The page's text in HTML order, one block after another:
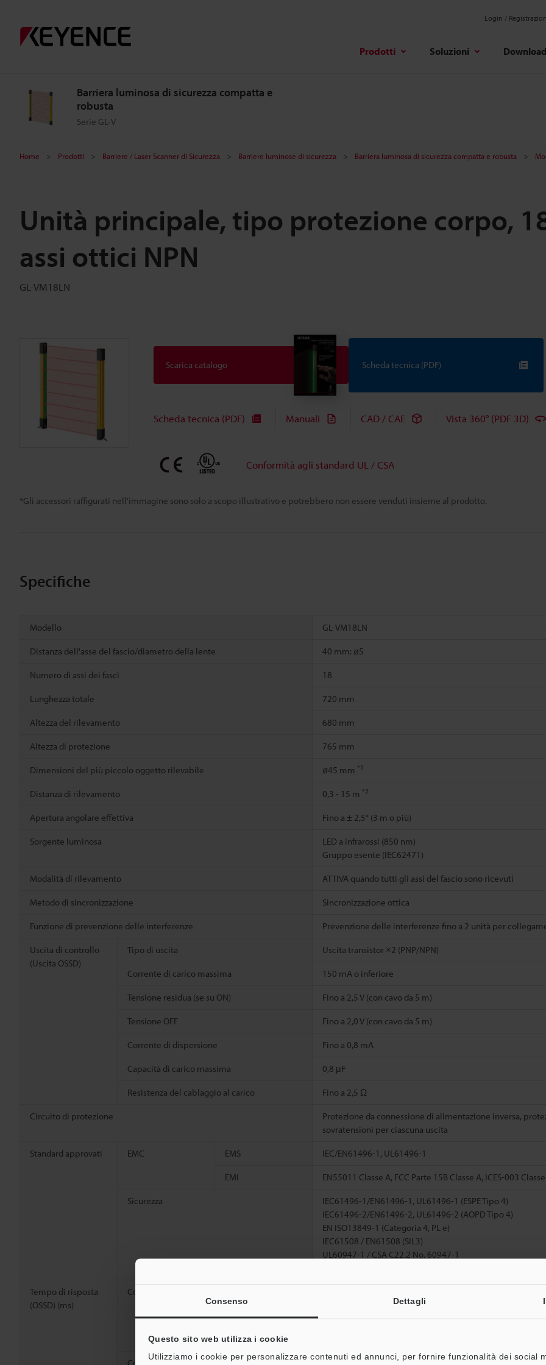
Consenso Dettagli
Questo sito web utilizza i cookie
Utilizziamo i cookie per personalizzare contenuti ed annunci, per fornire funzionalità dei social
Login /
Prodotti Soluzioni Download
Barriera luminosa di sicurezza compatta e
robusta
Serie GL-V
Home Prodotti Barriere / Laser Scanner di Sicurezza Barriere luminose di sicurezza Barriera luminosa di sicurezza compatta e robusta
Unità principale, tipo protezione corpo,
assi ottici NPN
GL-VM18LN
*Gli accessori raffigurati nell'immagine sono solo a scopo illustrativo e potrebbero non essere venduti insieme al prodotto.
Scarica catalogo Scheda tecnica (PDF)
Scheda tecnica (PDF) Manuali CAD / CAE Vista 360° (PDF 3D)
Conformità agli standard UL / CSA
Specifiche
Modello GL-VM18LN
Distanza dell'asse del fascio/diametro della lente 40 mm: ø5
Numero di assi dei fasci 18
Lunghezza totale 720 mm
Altezza del rilevamento 680 mm
Altezza di protezione 765 mm
Dimensioni del più piccolo oggetto rilevabile ø45 mm *1
Distanza di rilevamento 0,3 - 15 m *2
Apertura angolare effettiva Fino a ± 2,5° (3 m o più)
Sorgente luminosa
LED a infrarossi (850 nm)
Gruppo esente (IEC62471)
Modalità di rilevamento ATTIVA quando tutti gli assi del fascio sono ricevuti
Metodo di sincronizzazione Sincronizzazione ottica
Funzione di prevenzione delle interferenze Prevenzione delle interferenze fino a 2 unità per
Uscita di controllo
(Uscita OSSD)
Tipo di uscita Uscita transistor ×2 (PNP/NPN)
Corrente di carico massima 150 mA o inferiore
Tensione residua (se su ON) Fino a 2,5 V (con cavo da 5 m)
Tensione OFF Fino a 2,0 V (con cavo da 5 m)
Corrente di dispersione Fino a 0,8 mA
Capacità di carico massima 0,8 μF
Resistenza del cablaggio al carico Fino a 2,5 Ω
Circuito di protezione
Protezione da connessione di alimentazione inversa,
sovratensioni per ciascuna uscita
Standard approvati EMC EMS IEC/EN61496-1, UL61496-1
EMI EN55011 Classe A, FCC Parte 15B Classe A, ICES-003
Sicurezza
IEC61496-1/EN61496-1, UL61496-1 (ESPE Tipo 4)
IEC61496-2/EN61496-2, UL61496-2 (AOPD Tipo 4)
EN ISO13849-1 (Categoria 4, PL e)
IEC61508 / EN61508 (SIL3)
UL60947-1 / CSA C22.2 No. 60947-1
Tempo di risposta
(OSSD) (ms)
Con il canale 0
OFF→ON
Asincrono→ON
Con il canale A o B ON→OFF 12,0